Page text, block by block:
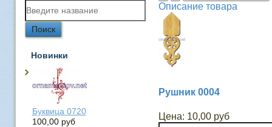
Новинки
Буквица 0720
100,00 руб
Описание товара
Рушник 0004
Цена: 10,00 руб